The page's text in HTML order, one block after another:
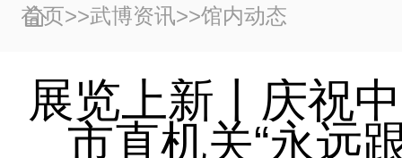
首页>>武博资讯>>馆内动态
展览上新丨庆祝
市直机关“永远